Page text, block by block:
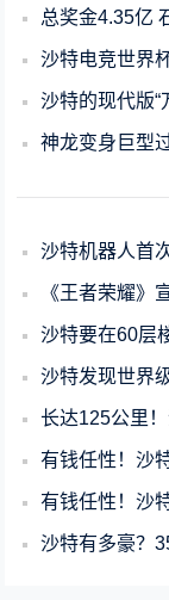
总奖金4.35亿
沙特电竞世界杯今
沙特的现代版“
神龙变身巨型过
沙特机器人首次
《王者荣耀》宣布加
沙特要在60层楼
沙特发现世界级金
长达125公里
有钱任性！沙特将建
有钱任性！沙特将建
沙特有多豪？